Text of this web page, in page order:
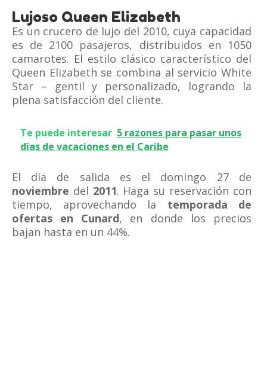
Lujoso Queen Elizabeth
Es un crucero de lujo del 2010, cuya capacidad
es de 2100 pasajeros, distribuidos en 1050
camarotes. El estilo clásico característico del
Queen Elizabeth se combina al servicio White
Star – gentil y personalizado, logrando la
plena satisfacción del cliente.
Te puede interesar 5 razones para pasar unos
días de vacaciones en el Caribe
El día de salida es el domingo 27 de
noviembre del 2011. Haga su reservación con
tiempo, aprovechando la temporada de
ofertas en Cunard, en donde los precios
bajan hasta en un 44%.